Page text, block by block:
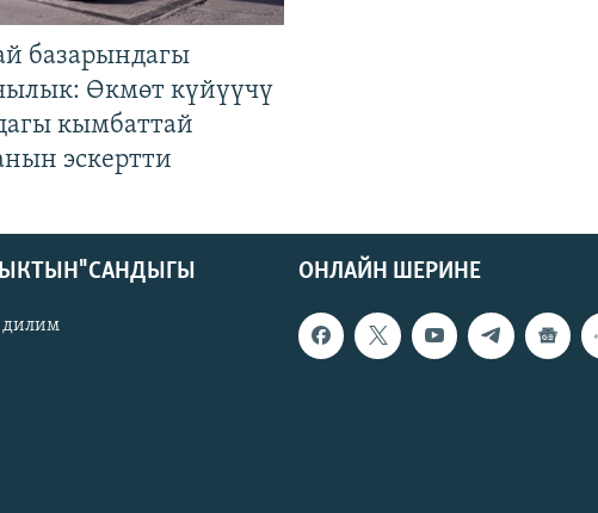
базарындагы
Өкмөт күйүүчү
кымбаттай
эскертти
ОНЛАЙН ШЕРИНЕ
САНДЫГЫ
дилим